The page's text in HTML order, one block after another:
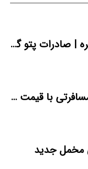
قیمت پتو لاله یک نفره | صادرات پتو گل برجسته به افغانستان
تولیدی تشک و پتو مسافرتی با قیمت های خوب
مخمل جدید